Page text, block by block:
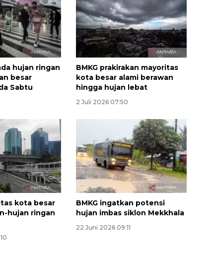
hujan ringan
besar
Sabtu
BMKG prakirakan mayoritas
kota besar alami berawan
hingga hujan lebat
2 Juli 2026 07:50
kota besar
hujan ringan
BMKG ingatkan potensi
hujan imbas siklon Mekkhala
22 Juni 2026 09:11
2026-08-07 18:00:00